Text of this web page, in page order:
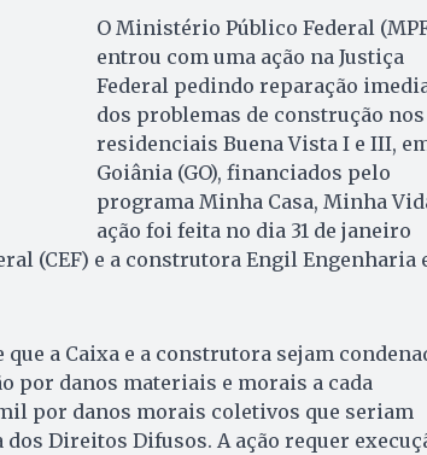
O Ministério Público Federal
entrou com uma ação na Justiça
Federal pedindo reparação
dos problemas de construção nos
residenciais Buena Vista I e III,
Goiânia (GO), financiados pelo
programa Minha Casa, Minha
ação foi feita no dia 31 de janeiro
(CEF) e a construtora Engil Engenharia
que a Caixa e a construtora sejam
por danos materiais e morais a cada
por danos morais coletivos que seriam
dos Direitos Difusos. A ação requer